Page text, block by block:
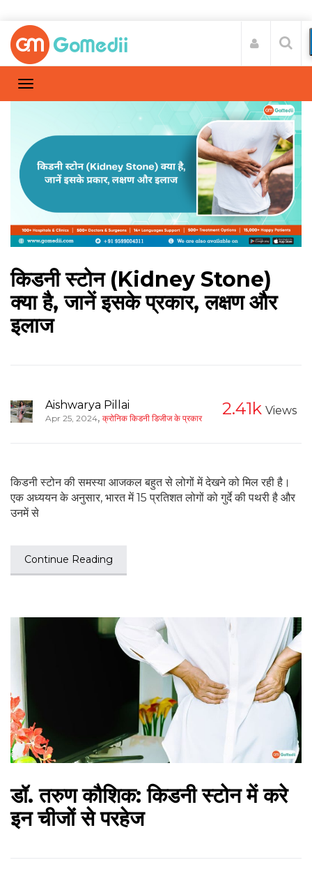
किडनी स्टोन (Kidney Stone)
क्या है, जानें इसके प्रकार, लक्षण और
इलाज
Aishwarya Pillai
Apr 25, 2024, क्रोनिक किडनी डिजीज के प्रकार 2.41k Views
किडनी स्टोन की समस्या आजकल बहुत से लोगों में देखने को मिल रही है।
एक अध्ययन के अनुसार, भारत में 15 प्रतिशत लोगों को गुर्दे की पथरी है और
उनमें से
Continue Reading
डॉ. तरुण कौशिक: किडनी स्टोन में करे
इन चीजों से परहेज